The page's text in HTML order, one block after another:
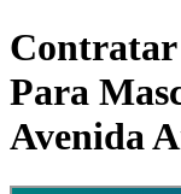
Para
Avenida